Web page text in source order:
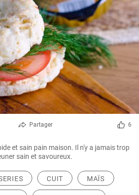
Partager 6
et sain pain maison. Il n'y a jamais trop
sain et savoureux.
CUIT MAÏS